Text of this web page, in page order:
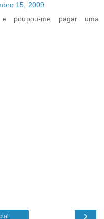
15, 2009
poupou-me pagar uma
›